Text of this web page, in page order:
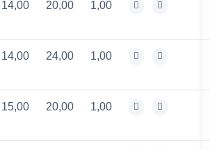
14,00 20,00 1,00
14,00 24,00 1,00
15,00 20,00 1,00